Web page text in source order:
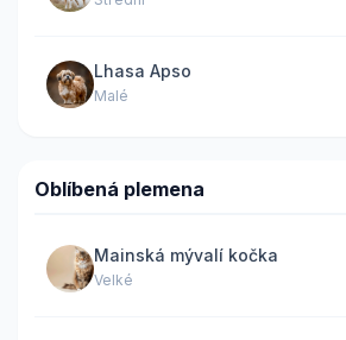
Lhasa Apso
Malé
Oblíbená plemena
Mainská mývalí kočka
Velké